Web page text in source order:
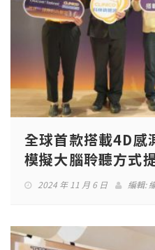
全球首款搭載4D
模擬大腦聆聽方式
2024 年 11 月 6 日 編輯: